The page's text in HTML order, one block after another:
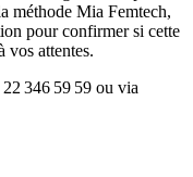
méthode Mia Femtech,
pour confirmer si cette
vos attentes.
346 59 59 ou via